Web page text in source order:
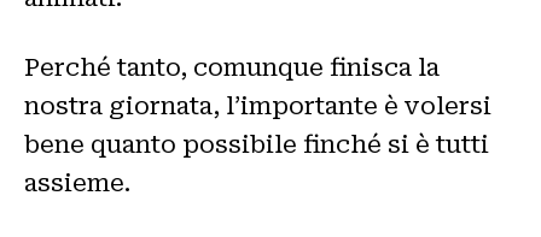
Perché tanto, comunque finisca la
nostra giornata, l’importante è volersi
bene quanto possibile finché si è tutti
assieme.